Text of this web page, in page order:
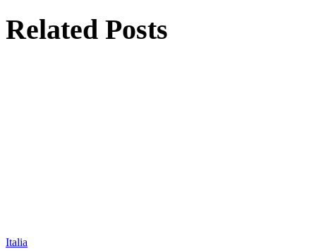
Related Posts
Italia